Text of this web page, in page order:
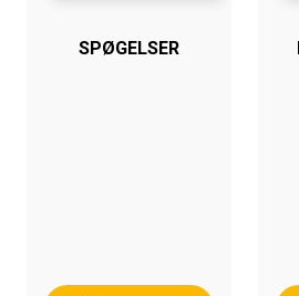
SPØGELSER